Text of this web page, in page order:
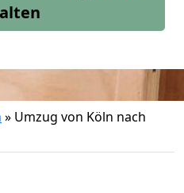
» Umzug von Köln nach